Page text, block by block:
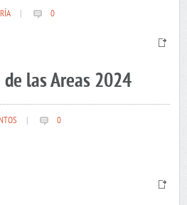
0
las Areas 2024
0